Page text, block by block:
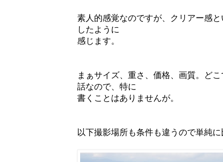
素人的感覚なのですが、クリアー感
したように
感じます。
まぁサイズ、重さ、価格、画質。ど
話なので、特に
書くことはありませんが。
以下撮影場所も条件も違うので単純